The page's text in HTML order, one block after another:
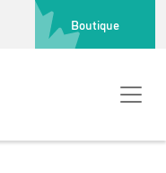
Boutique